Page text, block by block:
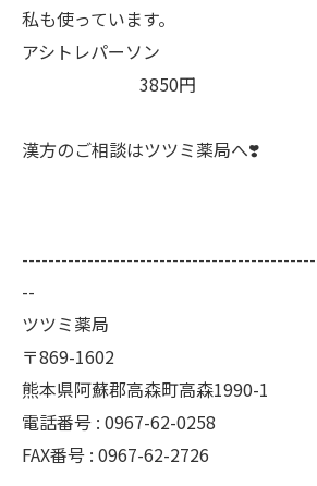
私も使っています。
アシトレパーソン
3850円
漢方のご相談はツツミ薬局へ❣️
--
ツツミ薬局
〒869-1602
熊本県阿蘇郡高森町高森1990-1
電話番号 : 0967-62-0258
FAX番号 : 0967-62-2726